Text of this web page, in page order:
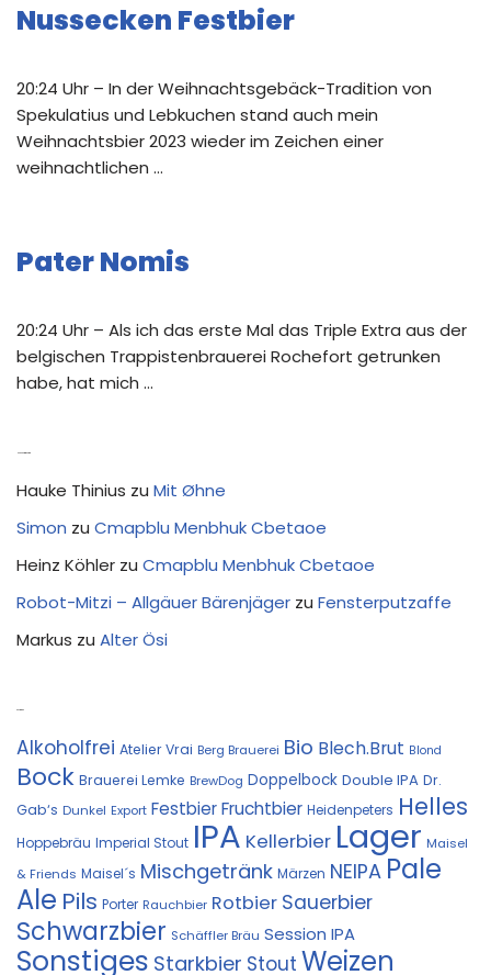
Nussecken Festbier
20:24 Uhr – In der Weihnachtsgebäck-Tradition von
Spekulatius und Lebkuchen stand auch mein
Weihnachtsbier 2023 wieder im Zeichen einer
weihnachtlichen …
Pater Nomis
20:24 Uhr – Als ich das erste Mal das Triple Extra aus der
belgischen Trappistenbrauerei Rochefort getrunken
habe, hat mich …
Hauke Thinius zu Mit Øhne
Simon zu Cmapblu Menbhuk Cbetaoe
Heinz Köhler zu Cmapblu Menbhuk Cbetaoe
Robot-Mitzi – Allgäuer Bärenjäger zu Fensterputzaffe
Markus zu Alter Ösi
Alkoholfrei Atelier Vrai Berg Brauerei Bio Blech.Brut Blond
Bock Brauerei Lemke BrewDog Doppelbock Double IPA Dr.
Gab‘s Dunkel Export FestbierFruchtbier Heidenpeters Helles
Hoppebräu Imperial Stout IPA Kellerbier Lager Maisel
& Friends Maisel´s Mischgetränk Märzen NEIPA Pale
Ale Pils Porter Rauchbier Rotbier Sauerbier
Schwarzbier Schäffler Bräu Session IPA
Sonstiges Starkbier Stout Weizen